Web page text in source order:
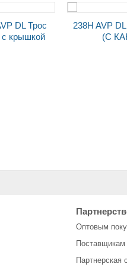
(С КАНАТОМ)
вида 21213 НИВА SOLINA
Оптовым
Поставщикам
Партнерская